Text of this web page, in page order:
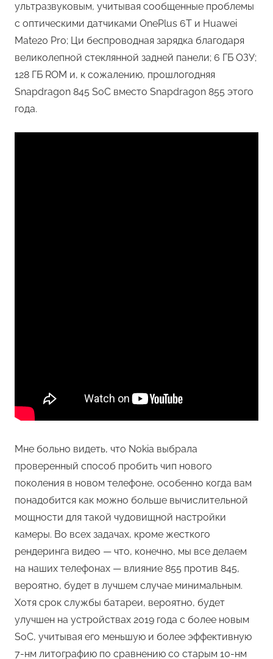
ультразвуковым, учитывая сообщенные проблемы
с оптическими датчиками OnePlus 6T и Huawei
Mate20 Pro; Ци беспроводная зарядка благодаря
великолепной стеклянной задней панели; 6 ГБ ОЗУ;
128 ГБ ROM и, к сожалению, прошлогодняя
Snapdragon 845 SoC вместо Snapdragon 855 этого
года.
Мне больно видеть, что Nokia выбрала
проверенный способ пробить чип нового
поколения в новом телефоне, особенно когда вам
понадобится как можно больше вычислительной
мощности для такой чудовищной настройки
камеры. Во всех задачах, кроме жесткого
рендеринга видео — что, конечно, мы все делаем
на наших телефонах — влияние 855 против 845,
вероятно, будет в лучшем случае минимальным.
Хотя срок службы батареи, вероятно, будет
улучшен на устройствах 2019 года с более новым
SoC, учитывая его меньшую и более эффективную
7-нм литографию по сравнению со старым 10-нм